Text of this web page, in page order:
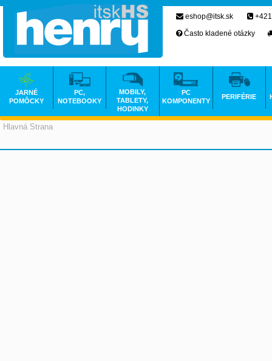
Hlavná Strana
eshop@itsk.sk
Často kladené otázky
JARNÉ
POMÔCKY
PC,
NOTEBOOKY
MOBILY,
TABLETY,
HODINKY
PC
KOMPONENTY
PERIFÉRIE